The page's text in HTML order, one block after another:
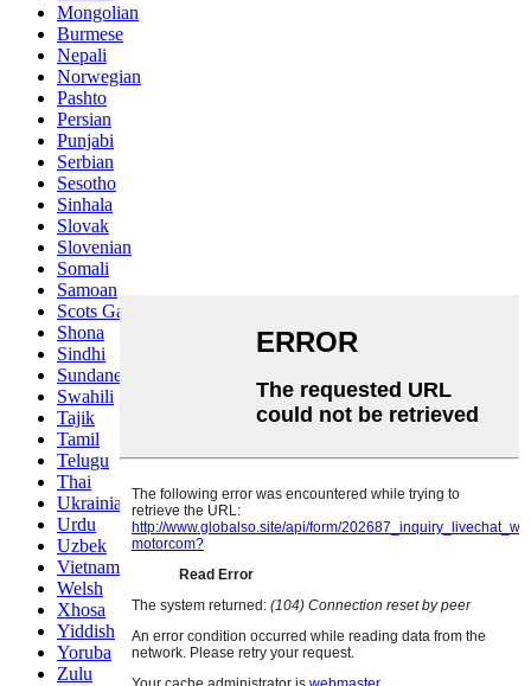
Mongolian
Burmese
Nepali
Norwegian
Pashto
Persian
Punjabi
Serbian
Sesotho
Sinhala
Slovak
Slovenian
Somali
Samoan
Scots Gaelic
Shona
Sindhi
Sundanese
Swahili
Tajik
Tamil
Telugu
Thai
Ukrainian
Urdu
Uzbek
Vietnamese
Welsh
Xhosa
Yiddish
Yoruba
Zulu